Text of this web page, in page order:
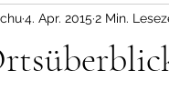
4. Apr. 2015 2 Min.